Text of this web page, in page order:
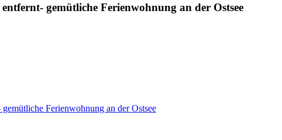
gemütliche Ferienwohnung an der Ostsee
Ferienwohnung an der Ostsee